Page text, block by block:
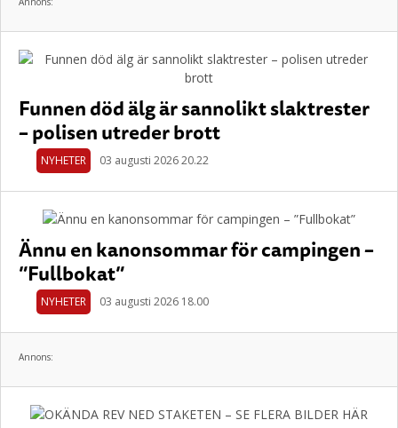
Funnen död älg är sannolikt slaktrester
– polisen utreder brott
NYHETER 03 augusti 2026 20.22
Ännu en kanonsommar för campingen –
”Fullbokat”
NYHETER 03 augusti 2026 18.00
Annons: